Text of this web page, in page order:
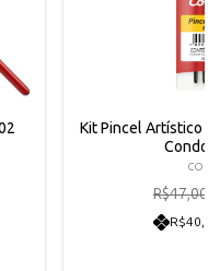
Kit Pincel Artístico 5
Condor
R$47,00